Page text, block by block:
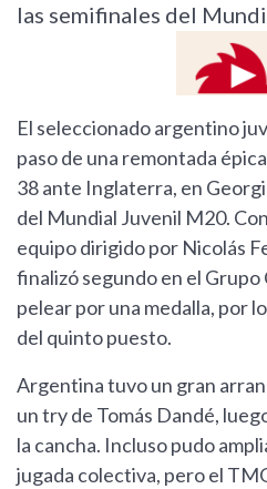
las semifinales del
El seleccionado argentino
paso de una remontada
38 ante Inglaterra, en
del Mundial Juvenil M20.
equipo dirigido por Nicolás
finalizó segundo en el Grupo
pelear por una medalla, por
del quinto puesto.
Argentina tuvo un gran
un try de Tomás Dandé,
la cancha. Incluso pudo
jugada colectiva, pero el